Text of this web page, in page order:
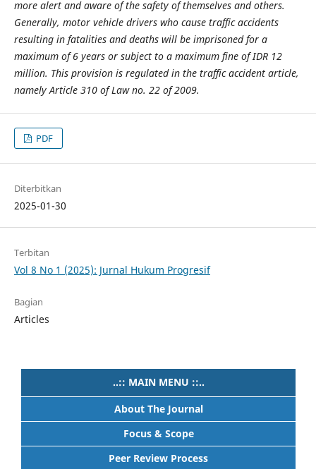
more alert and aware of the safety of themselves and others.
Generally, motor vehicle drivers who cause traffic accidents
resulting in fatalities and deaths will be imprisoned for a
maximum of 6 years or subject to a maximum fine of IDR 12
million. This provision is regulated in the traffic accident article,
namely Article 310 of Law no. 22 of 2009.
PDF
Diterbitkan
2025-01-30
Terbitan
Vol 8 No 1 (2025): Jurnal Hukum Progresif
Bagian
Articles
..:: MAIN MENU ::..
About The Journal
Focus & Scope
Peer Review Process